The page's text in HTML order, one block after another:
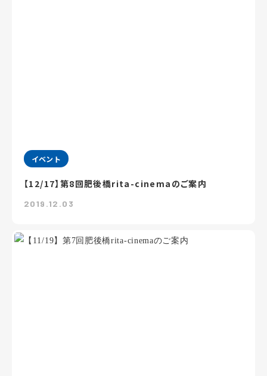
イベント
【12/17】第8回肥後橋rita-cinemaのご案内
2019.12.03